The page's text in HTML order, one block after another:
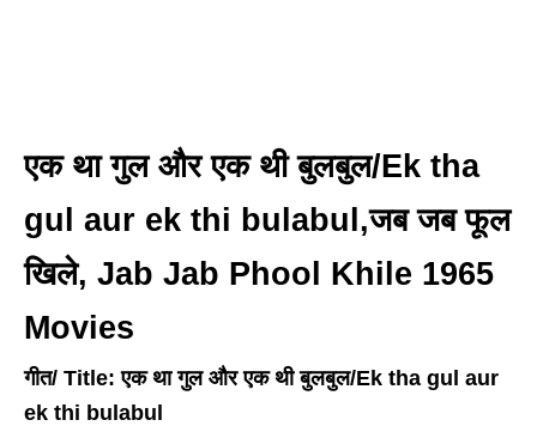
एक था गुल और एक थी बुलबुल/Ek tha
gul aur ek thi bulabul,जब जब फूल
खिले, Jab Jab Phool Khile 1965
Movies
गीत/ Title: एक था गुल और एक थी बुलबुल/Ek tha gul aur
ek thi bulabul